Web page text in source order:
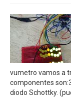
vumetro vamos a
componentes
diodo Schottky.